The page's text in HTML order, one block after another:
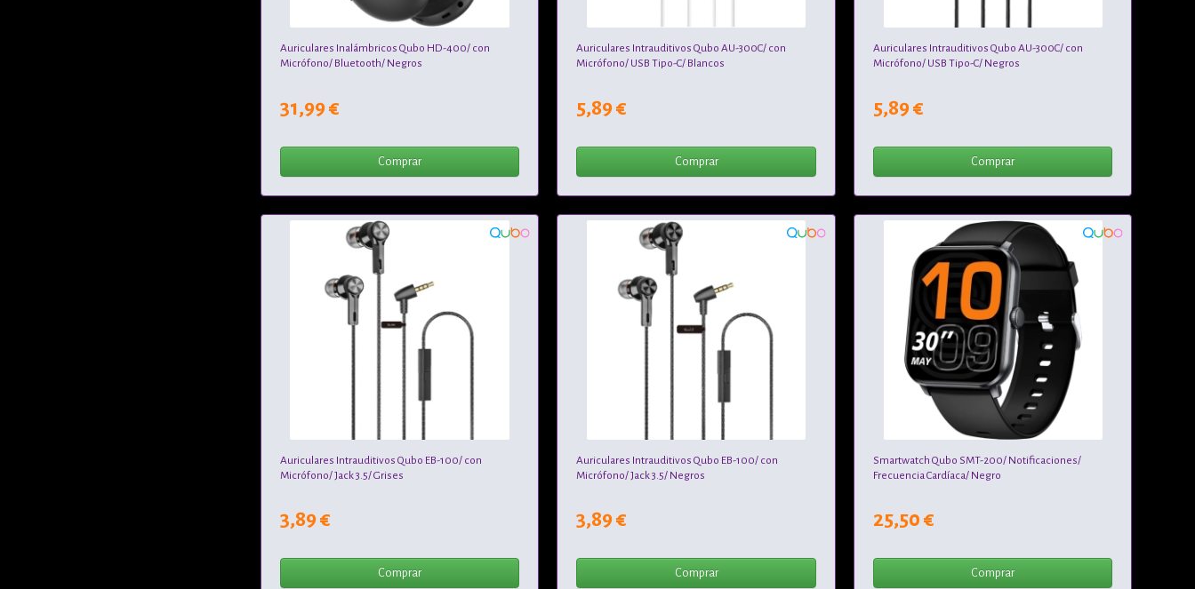
Auriculares Inalámbricos Qubo HD-400/ con
Micrófono/ Bluetooth/ Negros
31,99 €
Comprar
Auriculares Intrauditivos Qubo AU-300C/ con
Micrófono/ USB Tipo-C/ Blancos
5,89 €
Comprar
Auriculares Intrauditivos Qubo AU-300C/ con
Micrófono/ USB Tipo-C/ Negros
5,89 €
Comprar
Auriculares Intrauditivos Qubo EB-100/ con
Micrófono/ Jack 3.5/ Grises
3,89 €
Comprar
Auriculares Intrauditivos Qubo EB-100/ con
Micrófono/ Jack 3.5/ Negros
3,89 €
Comprar
Smartwatch Qubo SMT-200/ Notificaciones/
Frecuencia Cardíaca/ Negro
25,50 €
Comprar